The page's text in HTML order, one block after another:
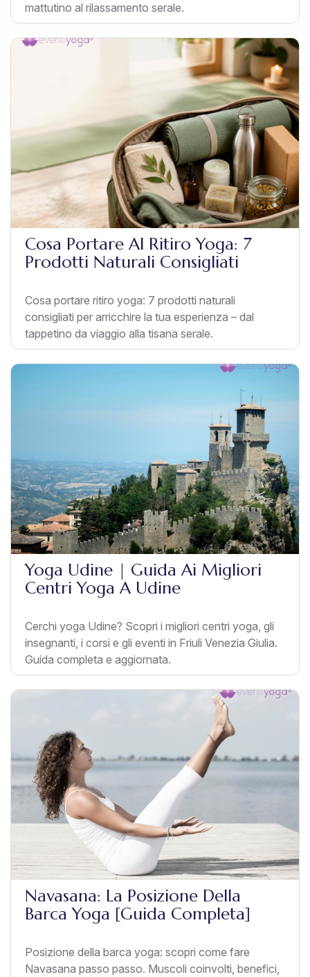
mattutino al rilassamento serale.
Cosa Portare Al Ritiro Yoga: 7
Prodotti Naturali Consigliati
Cosa portare ritiro yoga: 7 prodotti naturali
consigliati per arricchire la tua esperienza – dal
tappetino da viaggio alla tisana serale.
Yoga Udine | Guida Ai Migliori
Centri Yoga A Udine
Cerchi yoga Udine? Scopri i migliori centri yoga, gli
insegnanti, i corsi e gli eventi in Friuli Venezia Giulia.
Guida completa e aggiornata.
Navasana: La Posizione Della
Barca Yoga [Guida Completa]
Posizione della barca yoga: scopri come fare
Navasana passo passo. Muscoli coinvolti, benefici,